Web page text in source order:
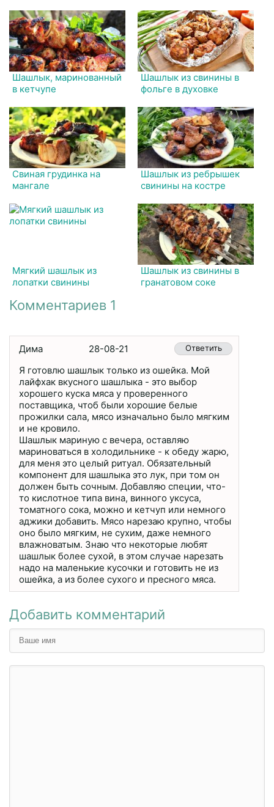
Шашлык, маринованный
в кетчупе
Шашлык из свинины в
фольге в духовке
Свиная грудинка на
мангале
Шашлык из ребрышек
свинины на костре
Мягкий шашлык из
лопатки свинины
Шашлык из свинины в
гранатовом соке
Комментариев 1
Дима 28-08-21 Ответить
Я готовлю шашлык только из ошейка. Мой
лайфхак вкусного шашлыка - это выбор
хорошего куска мяса у проверенного
поставщика, чтоб были хорошие белые
прожилки сала, мясо изначально было мягким
и не кровило.
Шашлык мариную с вечера, оставляю
мариноваться в холодильнике - к обеду жарю,
для меня это целый ритуал. Обязательный
компонент для шашлыка это лук, при том он
должен быть сочным. Добавляю специи, что-
то кислотное типа вина, винного уксуса,
томатного сока, можно и кетчуп или немного
аджики добавить. Мясо нарезаю крупно, чтобы
оно было мягким, не сухим, даже немного
влажноватым. Знаю что некоторые любят
шашлык более сухой, в этом случае нарезать
надо на маленькие кусочки и готовить не из
ошейка, а из более сухого и пресного мяса.
Добавить комментарий